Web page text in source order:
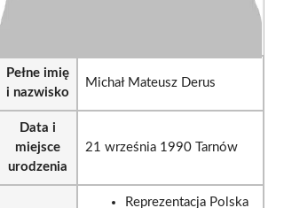
Pełne imię
i nazwisko
Michał Mateusz Derus
Data i
miejsce
urodzenia
21 września 1990 Tarnów
Reprezentacja Polska